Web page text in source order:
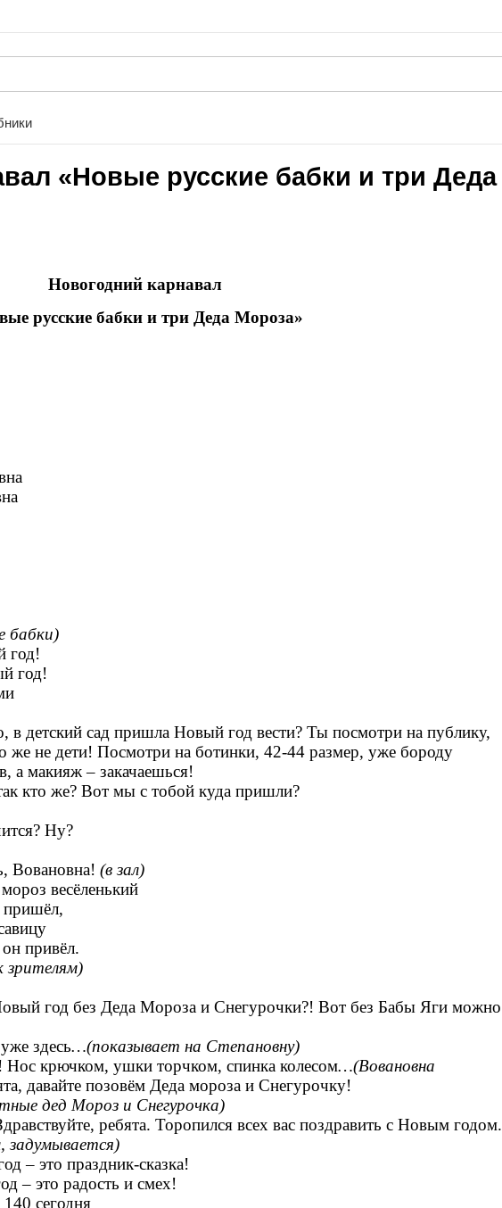
«Новые русские бабки и три Деда
Новогодний карнавал
русские бабки и три Деда Мороза»
бабки)
год!
в детский сад пришла Новый год вести? Ты посмотри на публику,
же не дети! Посмотри на ботинки, 42-44 размер, уже бороду
а макияж – закачаешься!
кто же? Вот мы с тобой куда пришли?
Ну?
Вовановна! (в зал)
весёленький
зрителям)
год без Деда Мороза и Снегурочки?! Вот без Бабы Яги можно
здесь…(показывает на Степановну)
Нос крючком, ушки торчком, спинка колесом…(Вовановна
давайте позовём Деда мороза и Снегурочку!
дед Мороз и Снегурочка)
ребята. Торопился всех вас поздравить с Новым годом.
задумывается)
– это праздник-сказка!
и смех!